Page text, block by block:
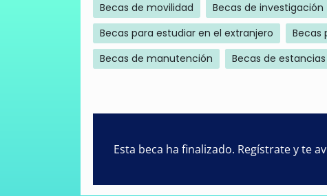
Becas de movilidad Becas de investigación
Becas para estudiar en el extranjero
Becas
Becas de manutención
Becas de estancias
Esta beca ha finalizado. Regístrate y te